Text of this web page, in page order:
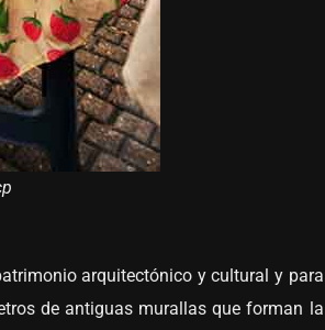
arquitectónico y cultural y para
de antiguas murallas que forman la